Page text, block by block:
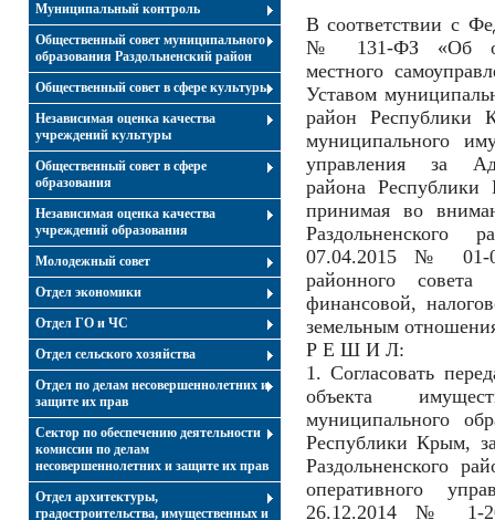
Муниципальный контроль
Общественный совет муниципального
образования Раздольненский район
Общественный совет в сфере культуры
Независимая оценка качества
учреждений культуры
Общественный совет в сфере
образования
Независимая оценка качества
учреждений образования
Молодежный совет
Отдел экономики
Отдел ГО и ЧС
Отдел сельского хозяйства
Отдел по делам несовершеннолетних и
защите их прав
Сектор по обеспечению деятельности
комиссии по делам
несовершеннолетних и защите их прав
Отдел архитектуры,
градостроительства, имущественных и
В соответствии с
№ 131-ФЗ «Об
местного
Уставом
район Республики
муниципального
управления за
района
принимая во
07.04.2015 № 01-
районного
финансовой,
земельным
Р Е Ш И Л:
1. Согласовать
объекта
муниципального
Республики Крым,
Раздольненского
оперативного
26.12.2014 № 1-